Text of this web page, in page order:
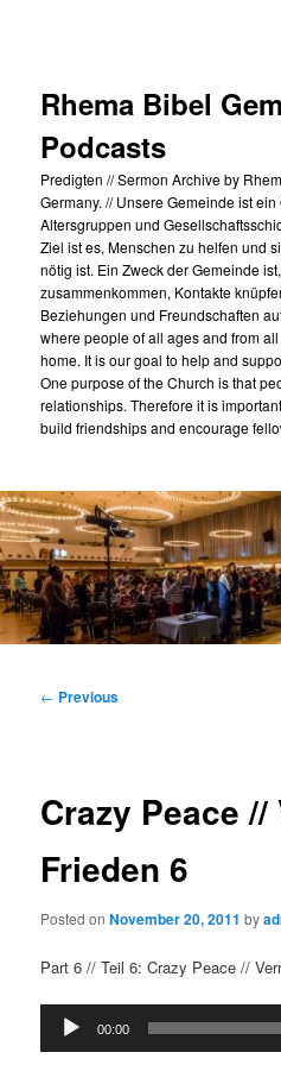
Rhema Bibel
Podcasts
Predigten // Sermon Archive by
Germany. // Unsere Gemeinde ist
Altersgruppen und
Ziel ist es, Menschen zu helfen und
nötig ist. Ein Zweck der Gemeinde
zusammenkommen, Kontakte
Beziehungen und Freundschaften
where people of all ages and from
home. It is our goal to help and
One purpose of the Church is that
relationships. Therefore it is
build friendships and encourage
Post
← Previous
Crazy Peace
Frieden 6
Posted onNovember 20, 2011 by
Part 6 // Teil 6: Crazy Peace //
Audio
Player
00:00